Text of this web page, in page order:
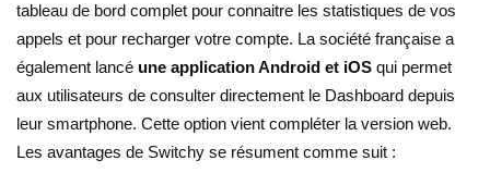
tableau de bord complet pour connaitre les statistiques de vos
appels et pour recharger votre compte. La société française a
également lancé une application Android et iOS qui permet
aux utilisateurs de consulter directement le Dashboard depuis
leur smartphone. Cette option vient compléter la version web.
Les avantages de Switchy se résument comme suit :